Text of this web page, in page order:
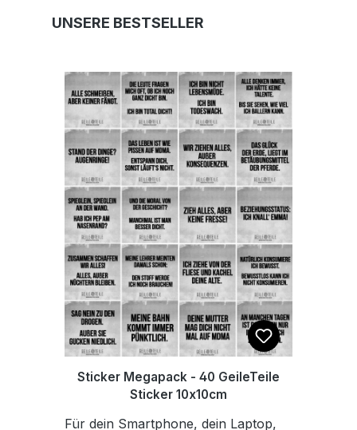
Produktgalerie überspringen
UNSERE BESTSELLER
Sticker Megapack - 40 GeileTeile
Sticker 10x10cm
Für dein Smartphone, dein Laptop,